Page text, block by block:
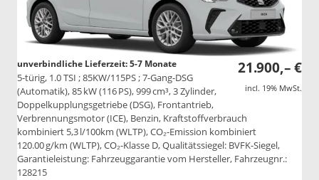
21.900,– €
incl. 19% MwSt.
unverbindliche Lieferzeit: 5-7 Monate
5-türig, 1.0 TSI ; 85KW/115PS ; 7-Gang-DSG
(Automatik), 85 kW (116 PS), 999 cm³, 3 Zylinder,
Doppelkupplungsgetriebe (DSG), Frontantrieb,
Verbrennungsmotor (ICE), Benzin, Kraftstoffverbrauch
kombiniert 5,3 l/100km (WLTP), CO₂-Emission kombiniert
120.00 g/km (WLTP), CO₂-Klasse D, Qualitätssiegel: BVFK-Siegel,
Garantieleistung: Fahrzeuggarantie vom Hersteller, Fahrzeugnr.:
128215